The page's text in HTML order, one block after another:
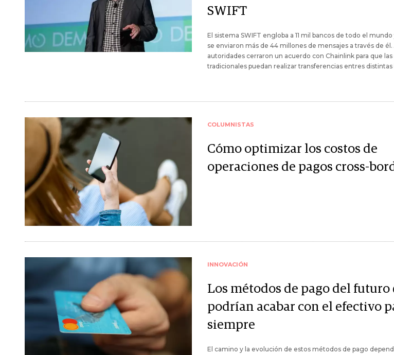
SWIFT
El sistema SWIFT engloba a 11 mil bancos de todo el
se enviaron más de 44 millones de mensajes a través de él.
autoridades cerraron un acuerdo con Chainlink para que
tradicionales puedan realizar transferencias entres distintas
COLUMNISTAS
Cómo optimizar los costos de
operaciones de pagos cross-
INNOVACIÓN
Los métodos de pago del futuro
podrían acabar con el efectivo
siempre
El camino y la evolución de estos métodos de pago